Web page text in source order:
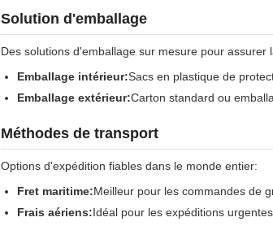
Solution d'emballage
Des solutions d'emballage sur mesure pour
Emballage intérieur:Sacs en plastique de
Emballage extérieur:Carton standard ou
Méthodes de transport
Options d'expédition fiables dans le monde entier:
Fret maritime:Meilleur pour les commandes de
Frais aériens:Idéal pour les expéditions